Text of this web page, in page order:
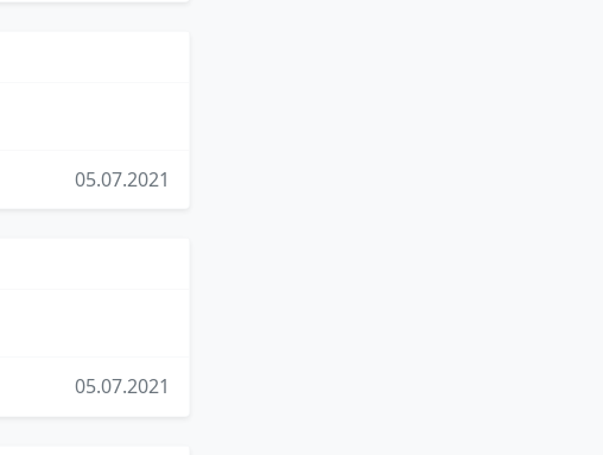
05.07.2021
05.07.2021